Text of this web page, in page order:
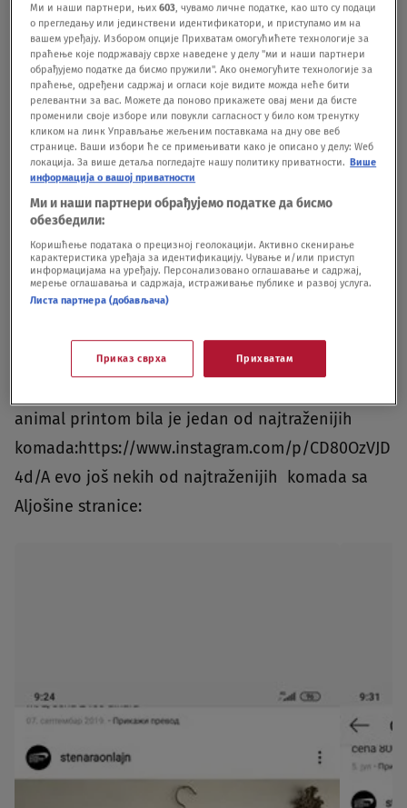
proberem, pa ide dalje. Ne volim preprodaju iz
second handova toliko, jer smatram da ljudi to
mogu i sami da obiđu, gledam da im ponudim ono
sto je im je inače nedostupno.", otkriva on za
Nova.rs.https://www.instagram.com/p/CD8wVD9JA
L8/*https://www.instagram.com/p/CEPTt2ppbRk/*
https://www.instagram.com/p/CD9Pk-
kg64m/Pomaže mu i to što zna koji komadi će biti
hit kod kupaca."Znam svoju ciljnu grupu vrlo
dobro i često unapred znam ko će šta kupiti.
Često se desi da mi se javi mnogo ljudi za istu
njegovo je", govori Aljoša i dodaje da se gotovo
animal printom bila je jedan od najtraženijih
komada:https://www.instagram.com/p/CD80OzVJD
4d/A evo još nekih od najtraženijih komada sa
Aljošine stranice:
Ми и наши партнери, њих603, чувамо личне податке, као што су подаци
о прегледању или јединствени идентификатори, и приступамо им на
вашем уређају. Избором опције Прихватам омогућићете технологије за
праћење које подржавају сврхе наведене у делу "ми и наши партнери
обрађујемо податке да бисмо пружили". Ако онемогућите технологије за
праћење, одређени садржај и огласи које видите можда неће бити
релевантни за вас. Можете да поново прикажете овај мени да бисте
променили своје изборе или повукли сагласност у било ком тренутку
кликом на линк Управљање жељеним поставкама на дну ове веб
странице. Ваши избори ће се примењивати како је описано у делу: Wеб
локација. За више детаља погледајте нашу политику приватности. Више
информација о вашој приватности
Ми и наши партнери обрађујемо податке да бисмо
обезбедили:
Коришћење података о прецизној геолокацији. Активно скенирање
карактеристика уређаја за идентификацију. Чување и/или приступ
информацијама на уређају. Персонализовано оглашавање и садржај,
мерење оглашавања и садржаја, истраживање публике и развој услуга.
Листа партнера (добављача)
Приказ сврха Прихватам